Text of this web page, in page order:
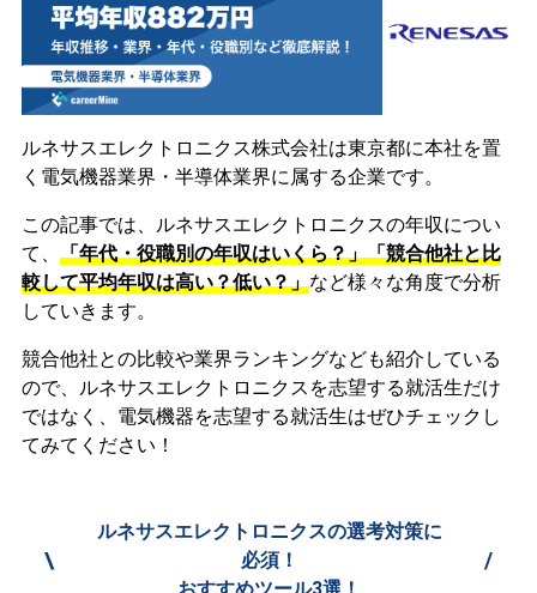
ルネサスエレクトロニクス株式会社は東京都に本社を置
く電気機器業界・半導体業界に属する企業です。
この記事では、ルネサスエレクトロニクスの年収につい
て、 「年代・役職別の年収はいくら？」「競合他社と比
較して平均年収は高い？低い？」など様々な角度で分析
していきます。
競合他社との比較や業界ランキングなども紹介している
ので、ルネサスエレクトロニクスを志望する就活生だけ
ではなく、電気機器を志望する就活生はぜひチェックし
てみてください！
\
ルネサスエレクトロニクスの選考対策に
必須！
/